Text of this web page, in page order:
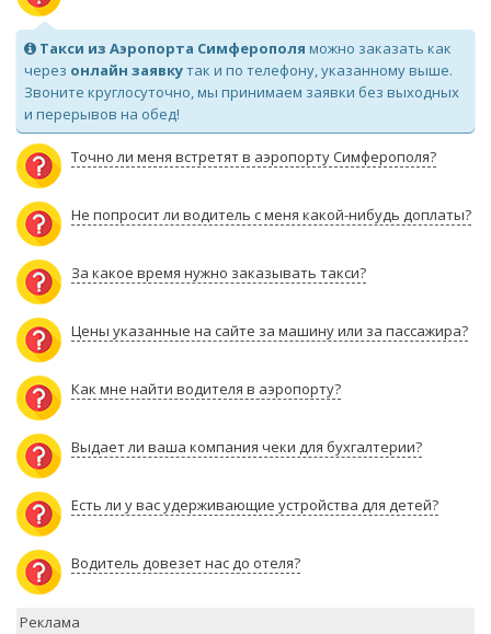
Такси из Аэропорта Симферополя можно заказать как
через онлайн заявкутак и по телефону, указанному выше.
Звоните круглосуточно, мы принимаем заявки без выходных
и перерывов на обед!
Точно ли меня встретят в аэропорту Симферополя?
Не попросит ли водитель с меня какой-нибудь доплаты?
За какое время нужно заказывать такси?
Цены указанные на сайте за машину или за пассажира?
Как мне найти водителя в аэропорту?
Выдает ли ваша компания чеки для бухгалтерии?
Есть ли у вас удерживающие устройства для детей?
Водитель довезет нас до отеля?
Реклама